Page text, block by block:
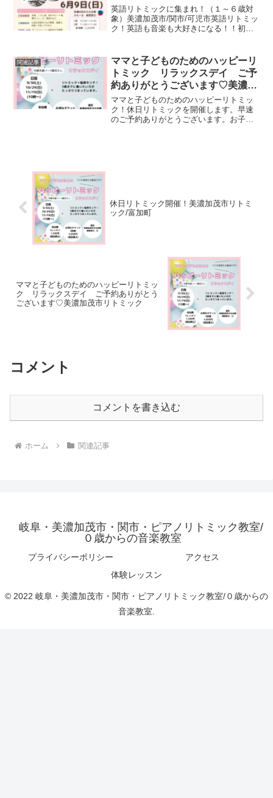
英語リトミックに集まれ！（１～６歳対
象）美濃加茂市/関市/可児市英語リトミッ
ク！英語も音楽も大好きになる！！初め
久美子先生です。中学時代は英語が嫌い
で0点だった。そこか...
関連記事
ママと子どものためのハッピーリ
トミック リラックスデイ ご予
約ありがとうございます♡美濃加
茂市リトミック
ママと子どものためのハッピーリトミッ
ク！休日リトミックを開催します。早速
のご予約ありがとうございます。お子様
休日リトミック開催！美濃加茂市リトミ
ック/富加町
ママと子どものためのハッピーリトミッ
ク リラックスデイ ご予約ありがとう
ございます♡美濃加茂市リトミック
コメント
コメントを書き込む
ホーム 関連記事
岐阜・美濃加茂市・関市・ピアノリトミック教室/
０歳からの音楽教室
プライバシーポリシー
アクセス
体験レッスン
© 2022 岐阜・美濃加茂市・関市・ピアノリトミック教室/０歳からの
音楽教室.